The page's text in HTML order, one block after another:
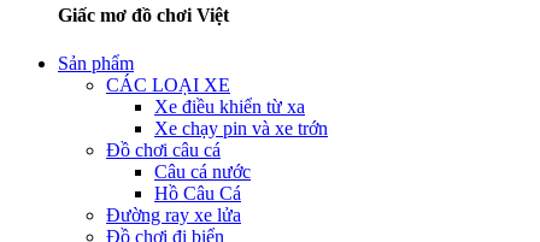
Giấc mơ đồ chơi Việt
Sản phẩm
CÁC LOẠI XE
Xe điều khiển từ xa
Xe chạy pin và xe trớn
Đồ chơi câu cá
Câu cá nước
Hồ Câu Cá
Đường ray xe lửa
Đồ chơi đi biển